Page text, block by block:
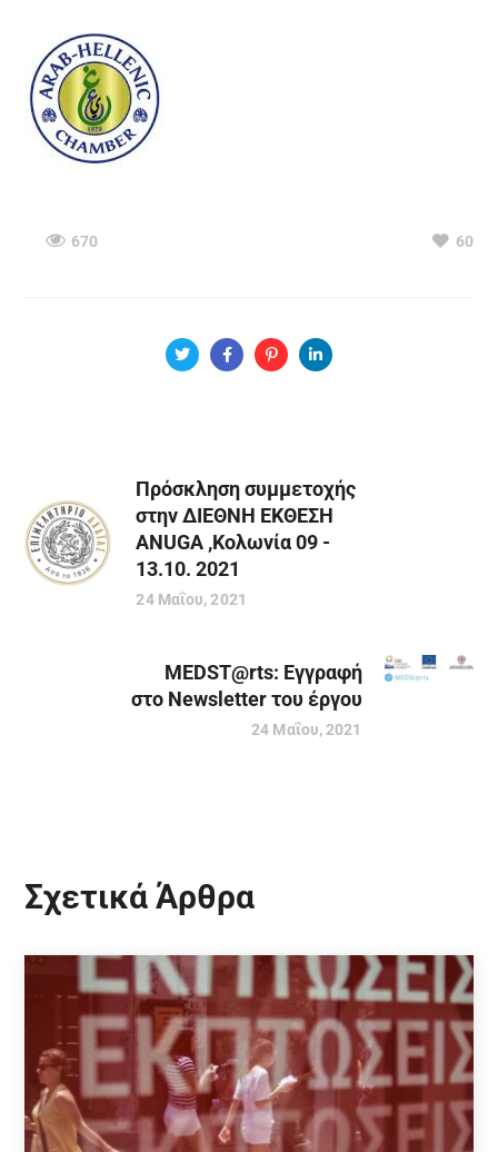
670 60
Πρόσκληση συμμετοχής
στην ΔΙΕΘΝΗ ΕΚΘΕΣΗ
ANUGA ,Κολωνία 09 -
13.10. 2021
24 Μαΐου, 2021
MEDST@rts: Εγγραφή
στο Newsletter του έργου
24 Μαΐου, 2021
Σχετικά Άρθρα